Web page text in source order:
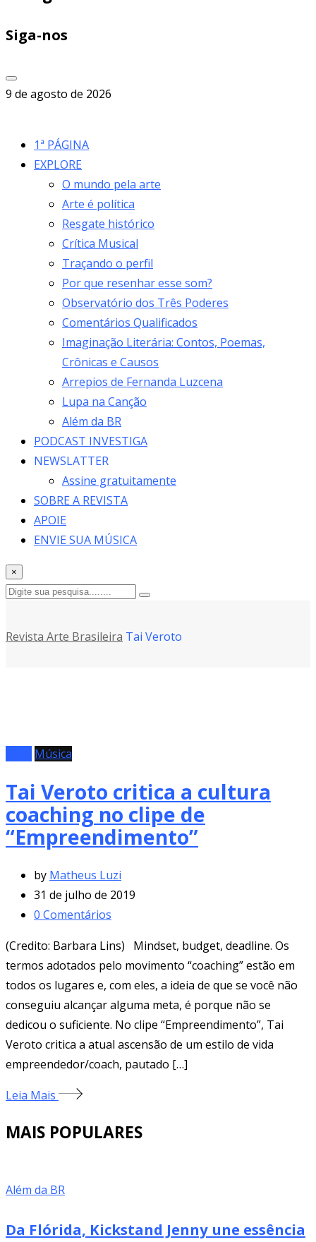
Siga-nos
9 de agosto de 2026
1ª PÁGINA
EXPLORE
O mundo pela arte
Arte é política
Resgate histórico
Crítica Musical
Traçando o perfil
Por que resenhar esse som?
Observatório dos Três Poderes
Comentários Qualificados
Imaginação Literária: Contos, Poemas,
Crônicas e Causos
Arrepios de Fernanda Luzcena
Lupa na Canção
Além da BR
PODCAST INVESTIGA
NEWSLATTER
Assine gratuitamente
SOBRE A REVISTA
APOIE
ENVIE SUA MÚSICA
×
Revista Arte Brasileira Tai Veroto
Música
Tai Veroto critica a cultura
coaching no clipe de
“Empreendimento”
by Matheus Luzi
31 de julho de 2019
0 Comentários
(Credito: Barbara Lins) Mindset, budget, deadline. Os
termos adotados pelo movimento “coaching” estão em
todos os lugares e, com eles, a ideia de que se você não
conseguiu alcançar alguma meta, é porque não se
dedicou o suficiente. No clipe “Empreendimento”, Tai
Veroto critica a atual ascensão de um estilo de vida
empreendedor/coach, pautado […]
Leia Mais
MAIS POPULARES
Além da BR
Da Flórida, Kickstand Jenny une essência